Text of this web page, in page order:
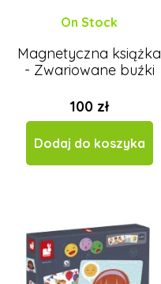
Voltik
vytvarnehracky.cz
Černá na bílé
On Stock
Magnetyczna książka
- Zwariowane buźki
100 zł
Dodaj do koszyka